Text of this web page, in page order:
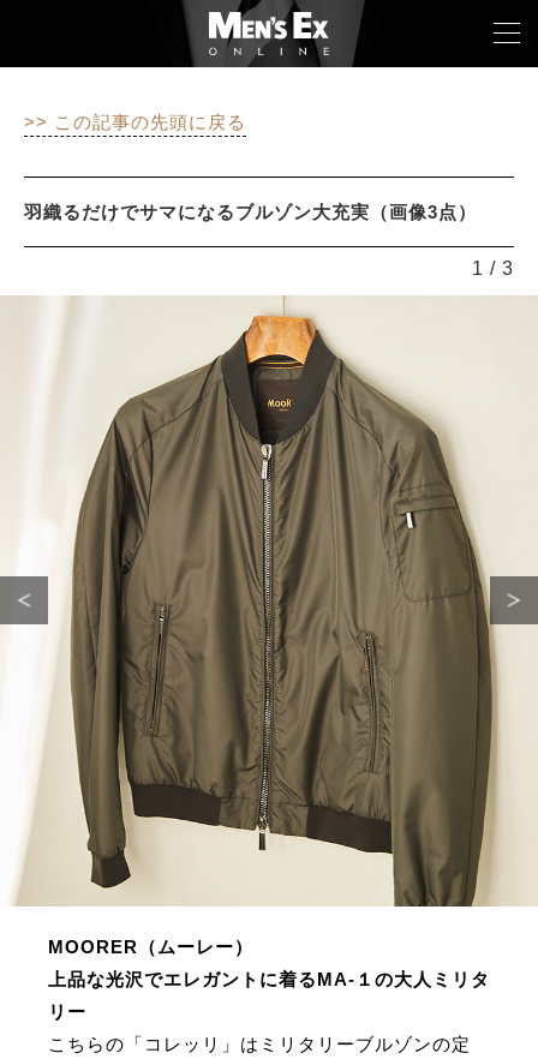
>> この記事の先頭に戻る
羽織るだけでサマになるブルゾン大充実（画像3点）
MOORER（ムーレー）
上品な光沢でエレガントに着るMA-１の大人ミリタ
リー
こちらの「コレッリ」はミリタリーブルゾンの定
1 / 3
FASHION
COLUMN
MAGAZINE
ABOUT SITE
サイトマップ